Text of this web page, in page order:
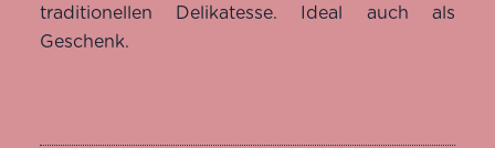
traditionellen Delikatesse. Ideal auch als
Geschenk.